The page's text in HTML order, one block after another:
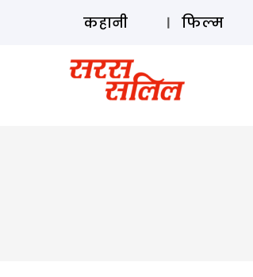
कहानी फिल्म